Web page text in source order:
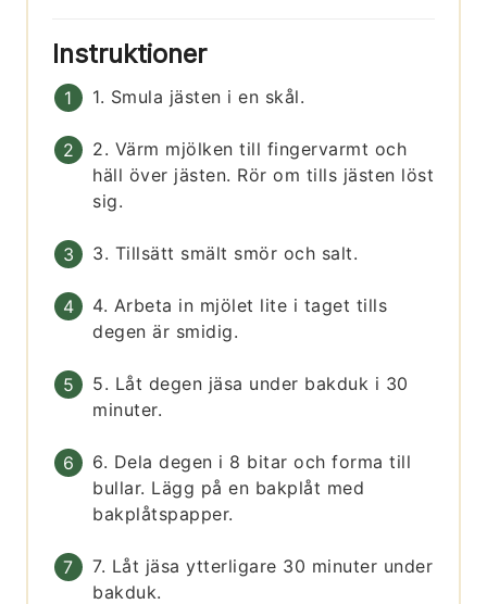
Instruktioner
1. Smula jästen i en skål.
2. Värm mjölken till fingervarmt och
häll över jästen. Rör om tills jästen löst
sig.
3. Tillsätt smält smör och salt.
4. Arbeta in mjölet lite i taget tills
degen är smidig.
5. Låt degen jäsa under bakduk i 30
minuter.
6. Dela degen i 8 bitar och forma till
bullar. Lägg på en bakplåt med
bakplåtspapper.
7. Låt jäsa ytterligare 30 minuter under
bakduk.